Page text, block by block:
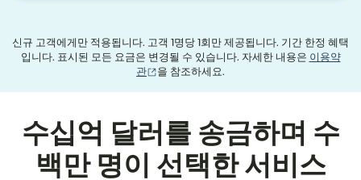
신규 고객에게만 적용됩니다. 고객 1명당 1회만 제공됩니다. 기간 한정 혜택
입니다. 표시된 모든 요금은 변경될 수 있습니다. 자세한 내용은 이용약
관
(새 창에서 열림)
을 참조하세요.
수십억 달러를 송금하며 수
백만 명이 선택한 서비스